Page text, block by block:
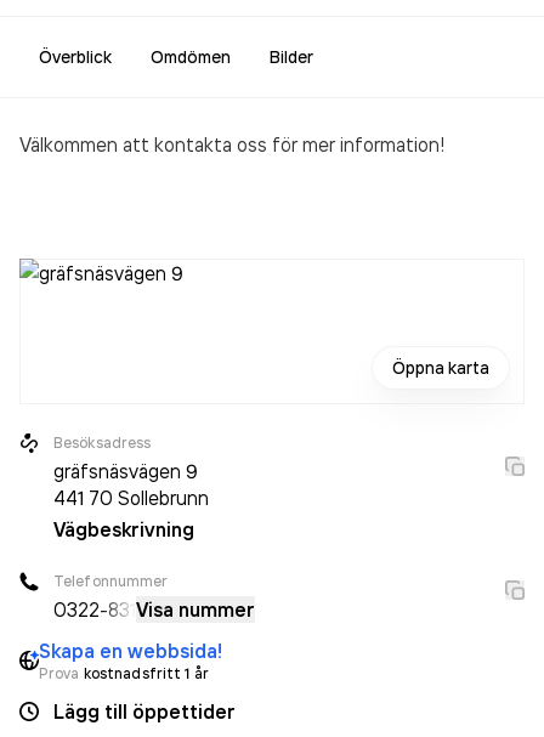
Överblick Omdömen Bilder
Välkommen att kontakta oss för mer information!
Öppna karta
Besöksadress
gräfsnäsvägen 9
441 70 Sollebrunn
Vägbeskrivning
Telefonnummer
0322-831Visa nummer
Skapa en webbsida!
Prova kostnadsfritt 1 år
Lägg till öppettider